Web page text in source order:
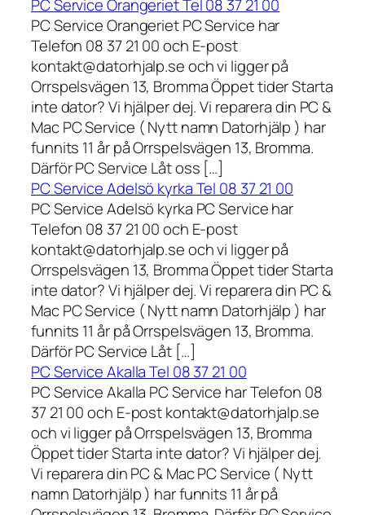
PC Service Orangeriet Tel 08 37 21 00
PC Service Orangeriet PC Service har
Telefon 08 37 21 00 och E-post
kontakt@datorhjalp.se och vi ligger på
Orrspelsvägen 13, Bromma Öppet tider Starta
inte dator? Vi hjälper dej. Vi reparera din PC &
Mac PC Service ( Nytt namn Datorhjälp ) har
funnits 11 år på Orrspelsvägen 13, Bromma.
Därför PC Service Låt oss […]
PC Service Adelsö kyrka Tel 08 37 21 00
PC Service Adelsö kyrka PC Service har
Telefon 08 37 21 00 och E-post
kontakt@datorhjalp.se och vi ligger på
Orrspelsvägen 13, Bromma Öppet tider Starta
inte dator? Vi hjälper dej. Vi reparera din PC &
Mac PC Service ( Nytt namn Datorhjälp ) har
funnits 11 år på Orrspelsvägen 13, Bromma.
Därför PC Service Låt […]
PC Service Akalla Tel 08 37 21 00
PC Service Akalla PC Service har Telefon 08
37 21 00 och E-post kontakt@datorhjalp.se
och vi ligger på Orrspelsvägen 13, Bromma
Öppet tider Starta inte dator? Vi hjälper dej.
Vi reparera din PC & Mac PC Service ( Nytt
namn Datorhjälp ) har funnits 11 år på